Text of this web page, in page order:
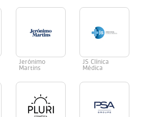
Jerónimo
Martins
JS Clínica
Médica